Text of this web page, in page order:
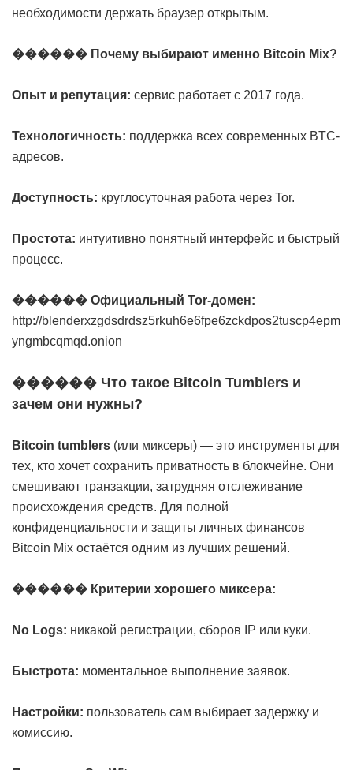
необходимости держать браузер открытым.
������ Почему выбирают именно Bitcoin Mix?
Опыт и репутация: сервис работает с 2017 года.
Технологичность: поддержка всех современных BTC-
адресов.
Доступность: круглосуточная работа через Tor.
Простота: интуитивно понятный интерфейс и быстрый
процесс.
������ Официальный Tor-домен:
http://blenderxzgdsdrdsz5rkuh6e6fpe6zckdpos2tuscp4epm
yngmbcqmqd.onion
������ Что такое Bitcoin Tumblers и
зачем они нужны?
Bitcoin tumblers (или миксеры) — это инструменты для
тех, кто хочет сохранить приватность в блокчейне. Они
смешивают транзакции, затрудняя отслеживание
происхождения средств. Для полной
конфиденциальности и защиты личных финансов
Bitcoin Mix остаётся одним из лучших решений.
������ Критерии хорошего миксера:
No Logs: никакой регистрации, сборов IP или куки.
Быстрота: моментальное выполнение заявок.
Настройки: пользователь сам выбирает задержку и
комиссию.